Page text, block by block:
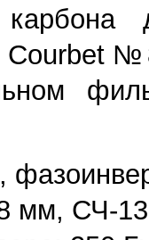
Courbet №
мм, СЧ-